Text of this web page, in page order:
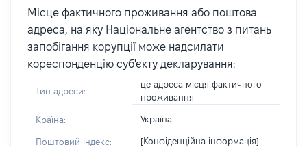
Місце фактичного проживання або поштова
адреса, на яку Національне агентство з питань
запобігання корупції може надсилати
кореспонденцію суб'єкту декларування:
Тип адреси:
це адреса місця фактичного
проживання
Країна: Україна
Поштовий індекс: [Конфіденційна інформація]